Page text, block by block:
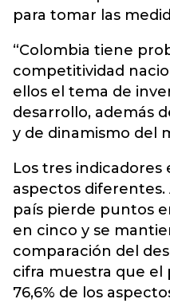
para tomar las
“Colombia tiene
competitividad
ellos el tema de
desarrollo, además
y de dinamismo del
Los tres
aspectos diferentes.
país pierde puntos
en cinco y se
comparación del
cifra muestra que el
76,6% de los